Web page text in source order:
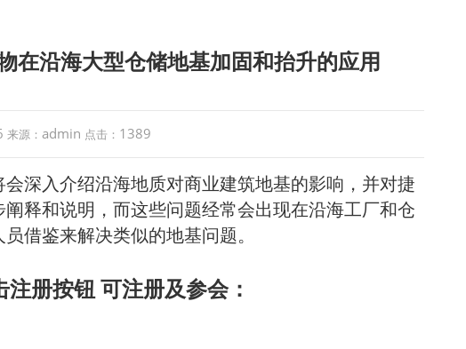
在沿海大型仓储地基加固和抬升的应用
来源： admin 点击： 1389
深入介绍沿海地质对商业建筑地基的影响，并对捷
释和说明，而这些问题经常会出现在沿海工厂和仓
借鉴来解决类似的地基问题。
册按钮 可注册及参会：